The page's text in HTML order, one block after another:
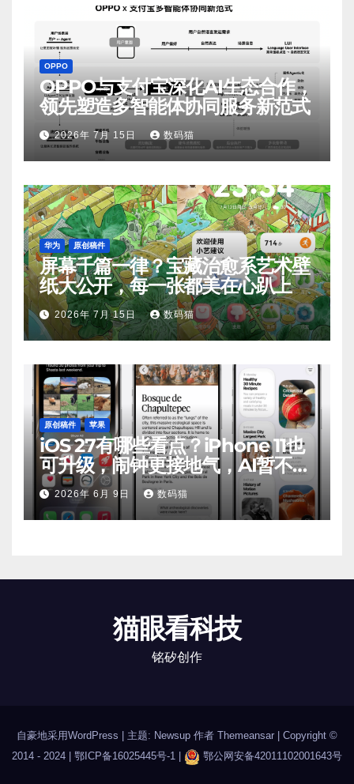
OPPO
OPPO与支付宝深化AI生态合作，
领先塑造多智能体协同服务新范式
2026年 7月 15日 数码猫
华为 原创稿件
屏幕千篇一律？宝藏治愈系艺术壁
纸大公开，每一张都美在心趴上
2026年 7月 15日 数码猫
原创稿件 苹果
iOS 27有哪些看点？iPhone 11也
可升级，闹钟更接地气，AI暂不支
持2026年 6月 9日 数码猫
猫眼看科技
铭矽创作
自豪地采用WordPress 主题: Newsup 作者 Themeansar | Copyright ©
2014 - 2024 | 鄂ICP备16025445号-1 鄂公网安备42011102001643号